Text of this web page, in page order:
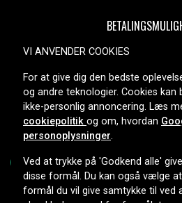
Copyright © 2026,
VI ANVENDER COOKIES
For at give dig den bedste
og andre teknologier. Cookies kan
ikke-personlig annoncering. Læs
cookiepolitik og om, hvordan
personoplysninger.
Ved at trykke på 'Godkend alle'
disse formål. Du kan også vælge
formål du vil give samtykke til ved